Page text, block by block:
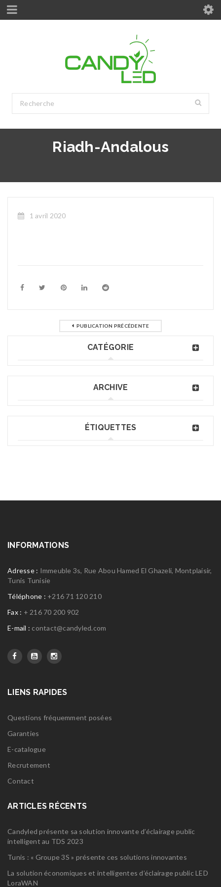
Riadh-Andalous
1 avril 2020
PUBLICATION PRÉCÉDENTE
CATÉGORIE
ARCHIVE
ÉTIQUETTES
INFORMATIONS
Adresse : Immeuble 3s, Rue Abou Hamed El Ghazeli, Montplaisir,
Tunis Tunisie
Téléphone : +216 71 120 210
Fax : + 216 70 200 902
E-mail : contact@candyled.com
LIENS RAPIDES
Questions fréquemment posées
Garanties
E-catalogue
Recrutement
Contact
ARTICLES RÉCENTS
Candyled présente sa solution innovante d’éclairage public
intelligent au TDS 2023
Tunis : « Groupe 3S » présente ces solutions innovantes
La solution économiques et intelligentes d’éclairage public LED
LoraWAN